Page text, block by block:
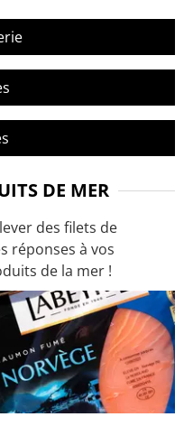
DE MER
des filets de
réponses à vos
de la mer !